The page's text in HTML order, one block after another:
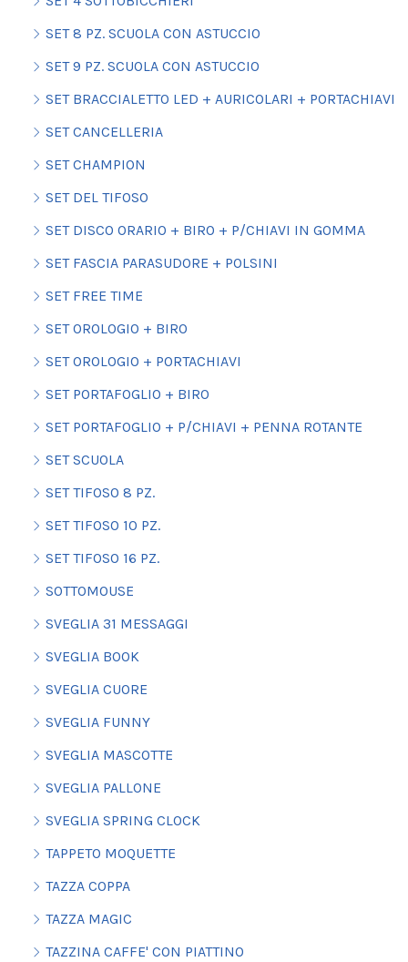
SET 8 PZ. SCUOLA CON ASTUCCIO
SET 9 PZ. SCUOLA CON ASTUCCIO
SET BRACCIALETTO LED + AURICOLARI + PORTACHIAVI
SET CANCELLERIA
SET CHAMPION
SET DEL TIFOSO
SET DISCO ORARIO + BIRO + P/CHIAVI IN GOMMA
SET FASCIA PARASUDORE + POLSINI
SET FREE TIME
SET OROLOGIO + BIRO
SET OROLOGIO + PORTACHIAVI
SET PORTAFOGLIO + BIRO
SET PORTAFOGLIO + P/CHIAVI + PENNA ROTANTE
SET SCUOLA
SET TIFOSO 8 PZ.
SET TIFOSO 10 PZ.
SET TIFOSO 16 PZ.
SOTTOMOUSE
SVEGLIA 31 MESSAGGI
SVEGLIA BOOK
SVEGLIA CUORE
SVEGLIA FUNNY
SVEGLIA MASCOTTE
SVEGLIA PALLONE
SVEGLIA SPRING CLOCK
TAPPETO MOQUETTE
TAZZA COPPA
TAZZA MAGIC
TAZZINA CAFFE' CON PIATTINO